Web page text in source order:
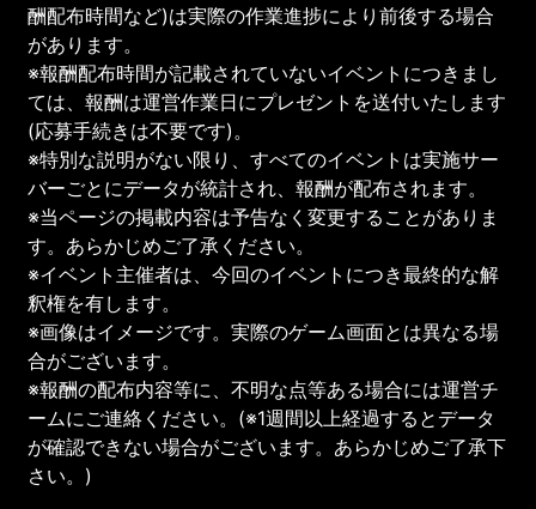
酬配布時間など)は実際の作業進捗により前後する場合
があります。
※報酬配布時間が記載されていないイベントにつきまし
ては、報酬は運営作業日にプレゼントを送付いたします
(応募手続きは不要です)。
※特別な説明がない限り、すべてのイベントは実施サー
バーごとにデータが統計され、報酬が配布されます。
※当ページの掲載内容は予告なく変更することがありま
す。あらかじめご了承ください。
※イベント主催者は、今回のイベントにつき最終的な解
釈権を有します。
※画像はイメージです。実際のゲーム画面とは異なる場
合がございます。
※報酬の配布内容等に、不明な点等ある場合には運営チ
ームにご連絡ください。(※1週間以上経過するとデータ
が確認できない場合がございます。あらかじめご了承下
さい。)